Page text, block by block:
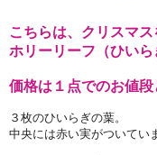
こちらは、クリスマス
ホリーリーフ（ひい
価格は１点でのお値
３枚のひいらぎの葉。
中央には赤い実がついてい